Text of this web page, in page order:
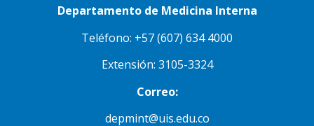
Departamento de Medicina Interna
Teléfono: +57 (607) 634 4000
Extensión: 3105-3324
Correo:
depmint@uis.edu.co